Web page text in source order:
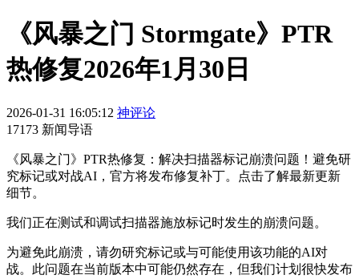
《风暴之门 Stormgate》PTR
热修复2026年1月30日
2026-01-31 16:05:12 神评论
17173 新闻导语
《风暴之门》PTR热修复：解决扫描器标记崩溃问题！避免研
究标记或对战AI，官方将发布修复补丁。点击了解最新更新
细节。
我们正在测试和调试扫描器施放标记时发生的崩溃问题。
为避免此崩溃，请勿研究标记或与可能使用该功能的AI对
战。此问题在当前版本中可能仍然存在，但我们计划很快发布